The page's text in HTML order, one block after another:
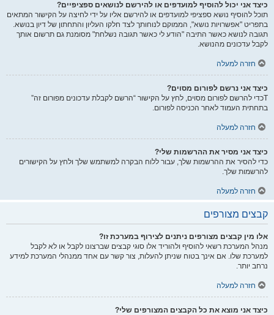
כיצד אני יכול להוסיף למועדפים או להירשם לנושאים ספציפיים?
תוכל להוסיף נושא ספציפי למועדפים או להירשם אליו על ידי לחיצה על הקישור המתאים
בתפריט "אפשרויות נושא", הממוקם לנוחותך לצד חלקו העליון והתחתון של דיון בנושא.
תגובה לנושא כאשר התיבה "הודע לי כאשר תגובה נשלחת" מסומנת גם תרשום אותך
לקבל עדכונים מהנושא.
חזרה למעלה
כיצד אני נרשם לפורום מסוים?
Tכדי להרשם לפורום מסוים, לחץ על הקישור “הרשם לקבלת עדכונים מפורום זה”
בתחתית העמוד לאחר הכניסה לפורום.
חזרה למעלה
כיצד אני מסיר את ההרשמות שלי?
כדי להסיר את ההרשמות שלך, עבור ללוח הבקרה למשתמש שלך ולחץ על הקישורים
להרשמות שלך.
חזרה למעלה
קבצים מצורפים
אלו מין קבצים מצורפים ניתנים לצירוף במערכת זו?
מנהל המערכת רשאי להוסיף ולהוריד אלו סוגי קבצים שברצונו לקבל או לא לקבל
למערכת שלו. אם אינך בטוח שניתן להעלות, צור קשר עם אחד ממנהלי המערכת למידע
נרחב יותר.
חזרה למעלה
כיצד אני מוצא את כל הקבצים המצורפים שלי?